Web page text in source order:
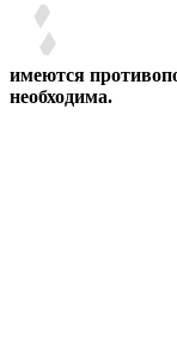
имеются
необходима.